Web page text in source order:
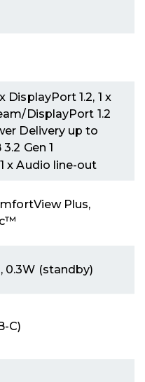
DisplayPort 1.2, 1 x
DisplayPort 1.2
Delivery up to
Gen 1
x Audio line-out
Plus,
0.3W (standby)
C)